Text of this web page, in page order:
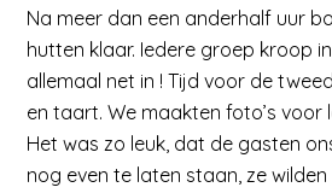
Na meer dan een anderhalf uur
hutten klaar. Iedere groep kroop
allemaal net in ! Tijd voor de
en taart. We maakten foto’s voor
Het was zo leuk, dat de gasten
nog even te laten staan, ze